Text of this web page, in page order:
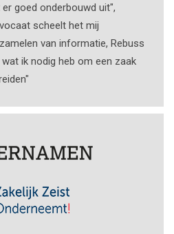
goed onderbouwd uit",
scheelt het mij
van informatie, Rebuss
ik nodig heb om een zaak